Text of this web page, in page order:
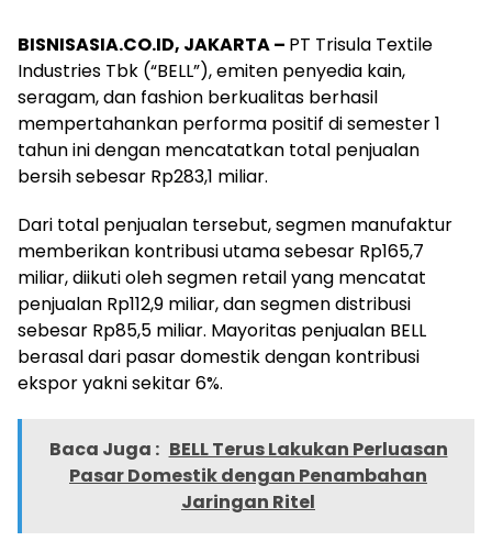
BISNISASIA.CO.ID, JAKARTA – PT Trisula Textile
Industries Tbk (“BELL”), emiten penyedia kain,
seragam, dan fashion berkualitas berhasil
mempertahankan performa positif di semester 1
tahun ini dengan mencatatkan total penjualan
bersih sebesar Rp283,1 miliar.
Dari total penjualan tersebut, segmen manufaktur
memberikan kontribusi utama sebesar Rp165,7
miliar, diikuti oleh segmen retail yang mencatat
penjualan Rp112,9 miliar, dan segmen distribusi
sebesar Rp85,5 miliar. Mayoritas penjualan BELL
berasal dari pasar domestik dengan kontribusi
ekspor yakni sekitar 6%.
Baca Juga : BELL Terus Lakukan Perluasan
Pasar Domestik dengan Penambahan
Jaringan Ritel